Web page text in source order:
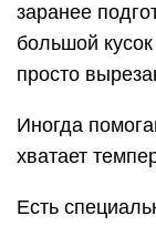
заранее
большой
просто
Иногда
хватает
Есть